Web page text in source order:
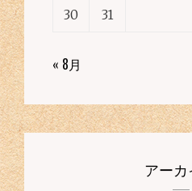
30 31
« 8月
アー